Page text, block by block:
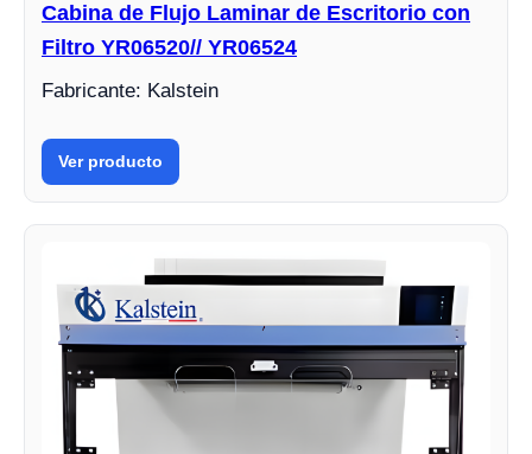
Cabina de Flujo Laminar de Escritorio con
Filtro YR06520// YR06524
Fabricante: Kalstein
Ver producto